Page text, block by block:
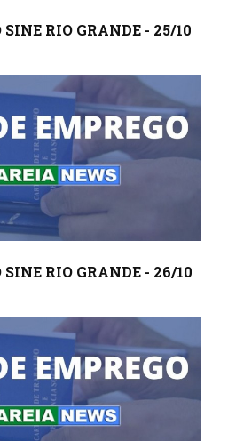
SINE RIO GRANDE - 25/10
SINE RIO GRANDE - 26/10